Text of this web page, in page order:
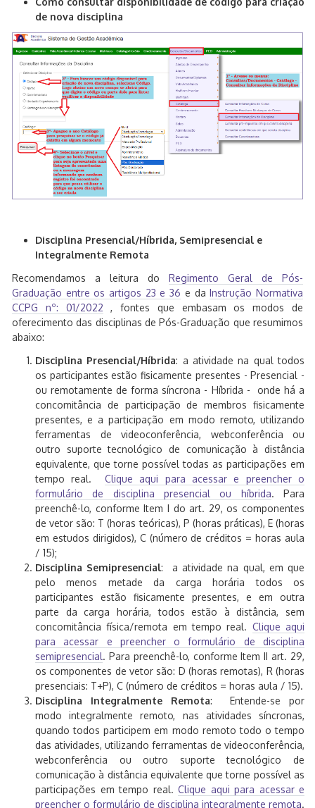
de nova disciplina
Disciplina Presencial/Híbrida, Semipresencial e
Integralmente Remota
Recomendamos a leitura do Regimento Geral de Pós-
Graduação entre os artigos 23 e 36 e daInstrução Normativa
CCPG nº: 01/2022 , fontes que embasam os modos de
oferecimento das disciplinas de Pós-Graduação que resumimos
abaixo:
Disciplina Presencial/Híbrida: a atividade na qual todos
os participantes estão fisicamente presentes - Presencial -
ou remotamente de forma síncrona - Híbrida - onde há a
concomitância de participação de membros fisicamente
presentes, e a participação em modo remoto, utilizando
ferramentas de videoconferência, webconferência ou
outro suporte tecnológico de comunicação à distância
equivalente, que torne possível todas as participações em
tempo real. Clique aqui para acessar e preencher o
formulário de disciplina presencial ou híbrida. Para
preenchê-lo, conforme Item I do art. 29, os componentes
de vetor são: T (horas teóricas), P (horas práticas), E (horas
em estudos dirigidos), C (número de créditos = horas aula
/ 15);
Disciplina Semipresencial: a atividade na qual, em que
pelo menos metade da carga horária todos os
participantes estão fisicamente presentes, e em outra
parte da carga horária, todos estão à distância, sem
concomitância física/remota em tempo real. Clique aqui
para acessar e preencher o formulário de disciplina
semipresencial. Para preenchê-lo, conforme Item II art. 29,
os componentes de vetor são: D (horas remotas), R (horas
presenciais: T+P), C (número de créditos = horas aula / 15).
Disciplina Integralmente Remota: Entende-se por
modo integralmente remoto, nas atividades síncronas,
quando todos participem em modo remoto todo o tempo
das atividades, utilizando ferramentas de videoconferência,
webconferência ou outro suporte tecnológico de
comunicação à distância equivalente que torne possível as
participações em tempo real. Clique aqui para acessar e
preencher o formulário de disciplina integralmente remota.